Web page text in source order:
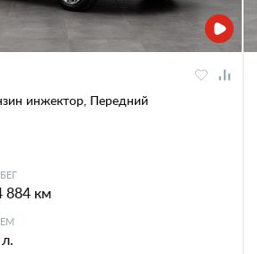
инжектор, Передний
884 км